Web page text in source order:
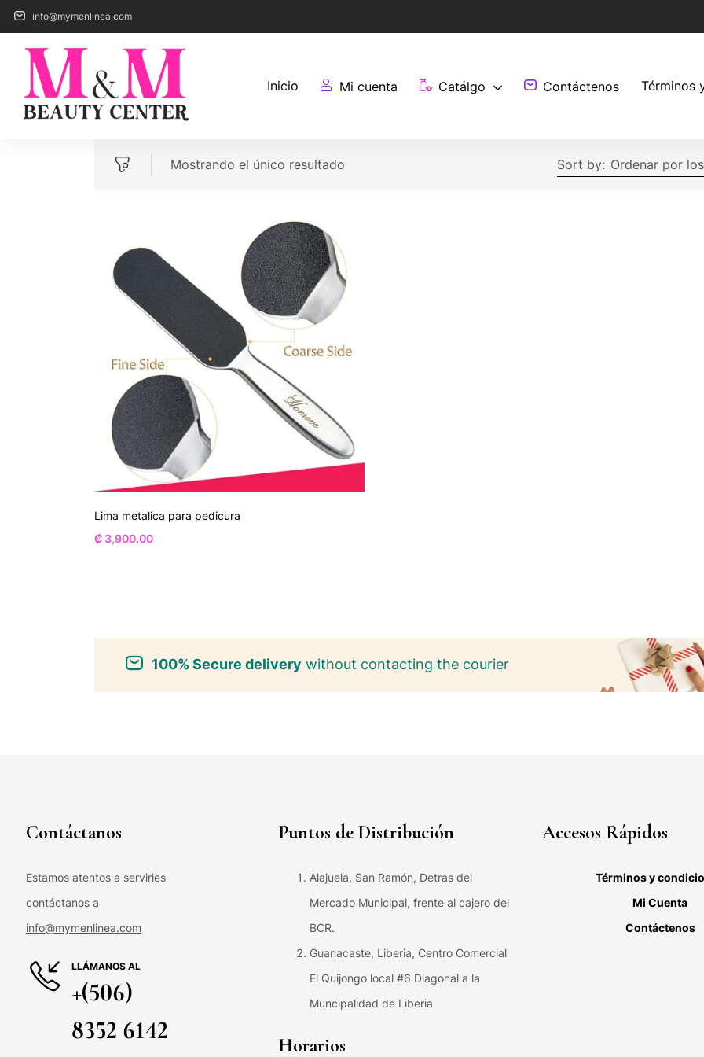
info@mymenlinea.com
Inicio Mi cuenta Catálgo Contáctenos Términos
Mostrando el único resultado Sort by: Ordenar por
Lima metalica para pedicura
₡ 3,900.00
100% Secure delivery without contacting the courier
Contáctanos
Estamos atentos a servirles
contáctanos a
info@mymenlinea.com
LLÁMANOS AL
+(506)
8352 6142
Puntos de Distribución
Alajuela, San Ramón, Detras del
Mercado Municipal, frente al cajero del
BCR.
Guanacaste, Liberia, Centro Comercial
El Quijongo local #6 Diagonal a la
Muncipalidad de Liberia
Horarios
Accesos Rápidos
Términos y
Mi Cuenta
Contáctenos